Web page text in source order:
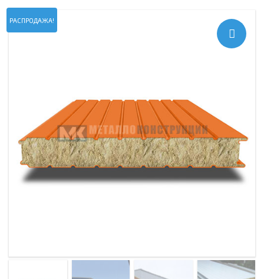
РАСПРОДАЖА!